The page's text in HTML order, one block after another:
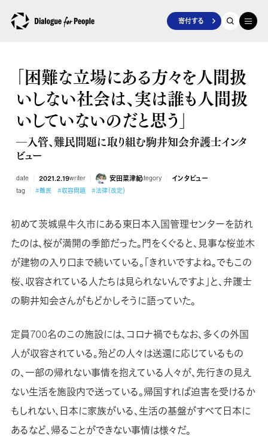
寄付する
「困難な立場にある方々を人間扱
いしない社会は、実は誰も人間扱
いしていないのだと思う」
―入管、難民問題に取り組む駒井知会弁護士インタ
ビュー
date 2021.2.19writer 安田菜津紀category インタビュー
tag #難民 #収容問題 #法律（改定）
初めて茨城県牛久市にある東日本入国管理センターを訪れ
たのは、桜が満開の季節だった。門をくぐると、見事な桜並木
が建物の入り口まで続いている。「きれいですよね。でもこの
桜、収容されている人たちは見られないんですよ」と、弁護士
の駒井知会さんがもどかしそうに語っていた。
定員700名のこの施設には、コロナ禍でもなお、多くの外国
人が収容されている。殆どの人々は送還に応じているもの
の、一部の帰れない事情を抱えている人々が、先行きの見え
ない生活を施設内で送っている。帰国すれば迫害を受けるか
もしれない、日本に家族がいる、生活の基盤がすべて日本に
あるなど、帰ることができない事情は様々だ。